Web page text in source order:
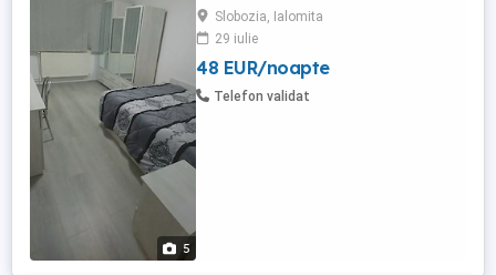
5
gradina amenajata. Renovat si ultra dotat
cu mobila si electrocasnice noi. Zona
linistita si curata cu acces la toate
facilitatile in perimetru apropiat. Intrarea
se face prin usa proprie la parter separata
Slobozia, Ialomita
29 iulie
48 EUR/noapte
Telefon validat